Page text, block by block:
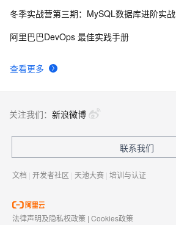
查看更多
冬季实战营第三期：MySQL数据库进阶实战
阿里巴巴DevOps 最佳实践手册
关注我们： 新浪微博
联系我们
文档 | 开发者社区 | 天池大赛 | 培训与认证
法律声明及隐私权政策 | Cookies政策